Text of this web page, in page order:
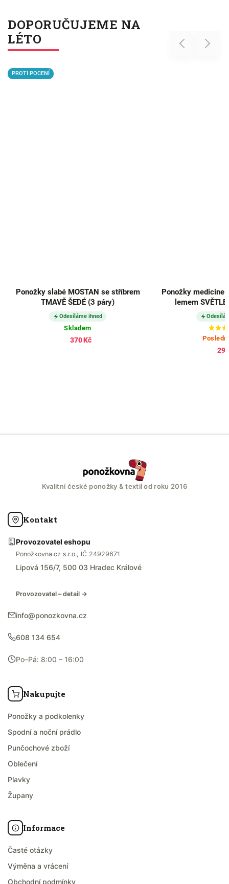
DOPORUČUJEME NA
LÉTO
Previous
PROTI POCENÍ
Ponožky slabé MOSTAN se stříbrem
TMAVĚ ŠEDÉ (3 páry)
Odesíláme ihned
Skladem
370 Kč
Ponožky medicine
lemem SVĚTLE
Odesíláme
Poslední
298 Kč
Next
Kvalitní české ponožky & textil od roku 2016
Kontakt
Provozovatel eshopu
Ponožkovna.cz s.r.o., IČ 24929671
Lipová 156/7, 500 03 Hradec Králové
Provozovatel – detail →
info@ponozkovna.cz
608 134 654
Po–Pá: 8:00 – 16:00
Nakupujte
Ponožky a podkolenky
Spodní a noční prádlo
Punčochové zboží
Oblečení
Plavky
Župany
Informace
Časté otázky
Výměna a vrácení
Obchodní podmínky